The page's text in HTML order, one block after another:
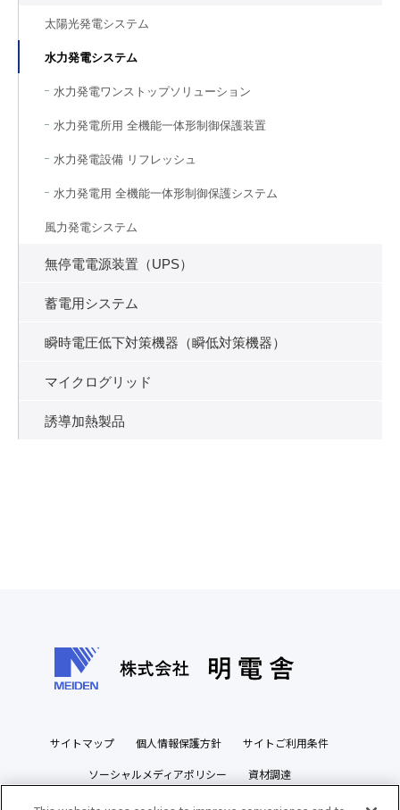
太陽光発電システム
水力発電システム
水力発電ワンストップソリューション
水力発電所用 全機能一体形制御保護装置
水力発電設備 リフレッシュ
水力発電用 全機能一体形制御保護システム
風力発電システム
無停電電源装置（UPS）
蓄電用システム
瞬時電圧低下対策機器（瞬低対策機器）
マイクログリッド
誘導加熱製品
サイトマップ 個人情報保護方針 サイトご利用条件
ソーシャルメディアポリシー 資材調達
ビジネスパートナーズサイト